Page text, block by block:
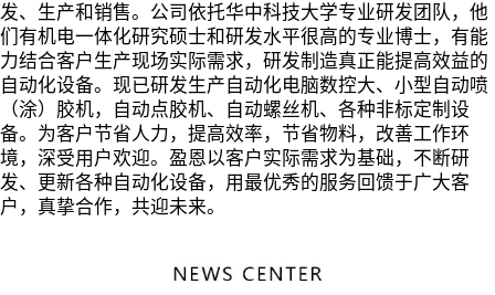
发、生产和销售。公司依托华中科技大学专业研发团队，他
们有机电一体化研究硕士和研发水平很高的专业博士，有能
力结合客户生产现场实际需求，研发制造真正能提高效益的
自动化设备。现已研发生产自动化电脑数控大、小型自动喷
（涂）胶机，自动点胶机、自动螺丝机、各种非标定制设
备。为客户节省人力，提高效率，节省物料，改善工作环
境，深受用户欢迎。盈恩以客户实际需求为基础，不断研
发、更新各种自动化设备，用最优秀的服务回馈于广大客
户，真挚合作，共迎未来。